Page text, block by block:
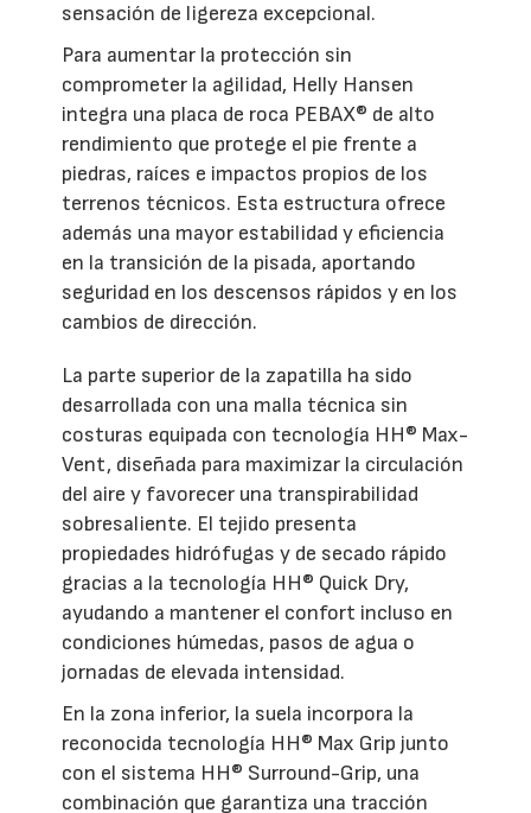
sensación de ligereza excepcional.
Para aumentar la protección sin
comprometer la agilidad, Helly Hansen
integra una placa de roca PEBAX® de alto
rendimiento que protege el pie frente a
piedras, raíces e impactos propios de los
terrenos técnicos. Esta estructura ofrece
además una mayor estabilidad y eficiencia
en la transición de la pisada, aportando
seguridad en los descensos rápidos y en los
cambios de dirección.
La parte superior de la zapatilla ha sido
desarrollada con una malla técnica sin
costuras equipada con tecnología HH® Max-
Vent, diseñada para maximizar la circulación
del aire y favorecer una transpirabilidad
sobresaliente. El tejido presenta
propiedades hidrófugas y de secado rápido
gracias a la tecnología HH® Quick Dry,
ayudando a mantener el confort incluso en
condiciones húmedas, pasos de agua o
jornadas de elevada intensidad.
En la zona inferior, la suela incorpora la
reconocida tecnología HH® Max Grip junto
con el sistema HH® Surround-Grip, una
combinación que garantiza una tracción